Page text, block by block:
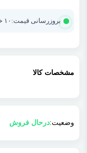
بروزرسانی قیمت: ۱۰ خرداد ۱۴۰۴
مشخصات کالا
وضعیت:درحال فروش